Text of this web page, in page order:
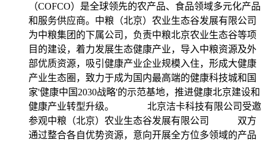
（COFCO）是全球领先的农产品、食品领域多元化产品
和服务供应商。中粮（北京）农业生态谷发展有限公司
为中粮集团的下属公司，负责中粮北京农业生态谷等项
目的建设，着力发展生态健康产业，导入中粮资源及外
部优质资源，吸引健康产业企业规模入住，形成大健康
产业生态圈，致力于成为国内最高端的健康科技城和国
家'健康中国2030战略'的示范基地，推进健康北京建设和
健康产业转型升级。 北京洁卡科技有限公司受邀
参观中粮（北京）农业生态谷发展有限公司 双方
通过整合各自优势资源，意向开展全方位多领域的产品